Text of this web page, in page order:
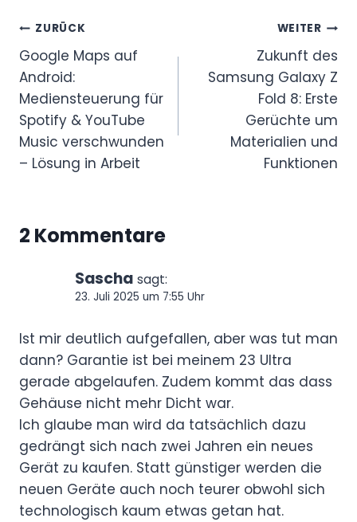
Beitragsnavigation
ZURÜCK
Google Maps auf
Android:
Mediensteuerung für
Spotify & YouTube
Music verschwunden
– Lösung in Arbeit
WEITER
Zukunft des
Samsung Galaxy Z
Fold 8: Erste
Gerüchte um
Materialien und
Funktionen
2 Kommentare
Sascha sagt:
23. Juli 2025 um 7:55 Uhr
Ist mir deutlich aufgefallen, aber was tut man
dann? Garantie ist bei meinem 23 Ultra
gerade abgelaufen. Zudem kommt das dass
Gehäuse nicht mehr Dicht war.
Ich glaube man wird da tatsächlich dazu
gedrängt sich nach zwei Jahren ein neues
Gerät zu kaufen. Statt günstiger werden die
neuen Geräte auch noch teurer obwohl sich
technologisch kaum etwas getan hat.